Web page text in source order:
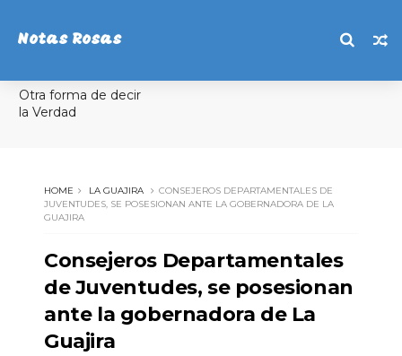
Notas Rosas
Otra forma de decir
la Verdad
HOME LA GUAJIRA
CONSEJEROS DEPARTAMENTALES DE
JUVENTUDES, SE POSESIONAN ANTE LA GOBERNADORA DE LA
GUAJIRA
Consejeros Departamentales
de Juventudes, se posesionan
ante la gobernadora de La
Guajira